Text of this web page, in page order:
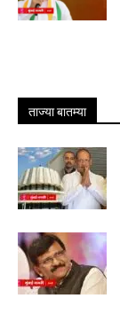
ताज्या बातम्या